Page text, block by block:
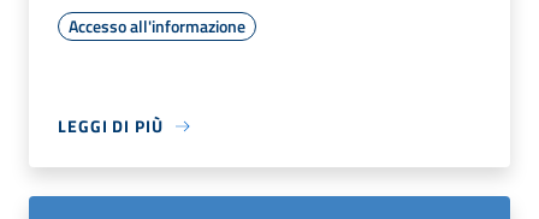
Accesso all'informazione
LEGGI DI PIÙ